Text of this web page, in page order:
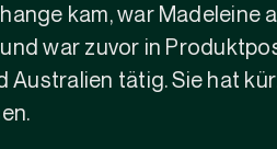
kam, war Madeleine
war zuvor in
tätig. Sie hat